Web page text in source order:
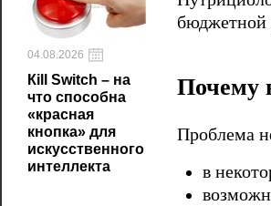
04.08.2026
Кill Switch – на
что способна
«красная
кнопка» для
искусственного
интеллекта
бюджетной
Почему
Проблема
в